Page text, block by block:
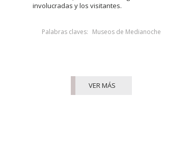
involucradas y los visitantes.
Palabras claves: Museos de Medianoche
VER MÁS